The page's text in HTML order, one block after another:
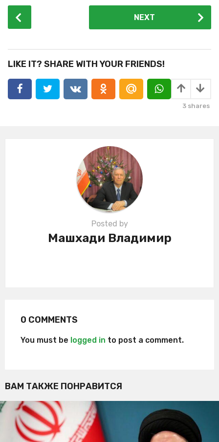
o
P
a
i
NEXT
LIKE IT? SHARE WITH YOUR FRIENDS!
3 shares
Posted by
Машхади Владимир
0 COMMENTS
You must be logged in to post a comment.
ВАМ ТАКЖЕ ПОНРАВИТСЯ